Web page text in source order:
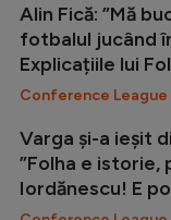
Alin Fică: ”Mă
fotbalul jucând
Explicațiile lui
Conference League
Varga și-a ieșit
”Folha e istorie,
Iordănescu! E